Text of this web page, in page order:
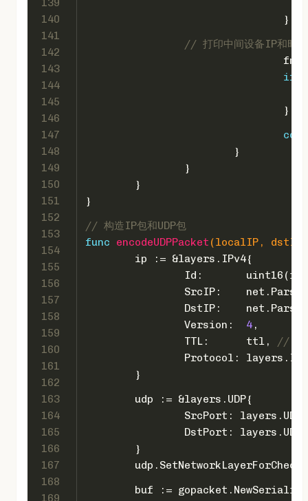
139
140
141
142
143
144
145
146
147
148
149
150
151
152
153
154
155
156
157
158
159
160
161
162
163
164
165
166
167
168
169
				}
// 打印中间设备IP和时延
if
				}
			}
		}
	}
}
// 构造IP包和UDP包
func
encodeUDPPacket (localIP, dstIP
	ip := &layers.IPv4{
		Id:
uint16
SrcIP:
DstIP:
		Version:
4 ,
		TTL:      ttl,
//
Protocol:
	}
	udp := &layers.UDP{
SrcPort:
DstPort:
	}
buf :=